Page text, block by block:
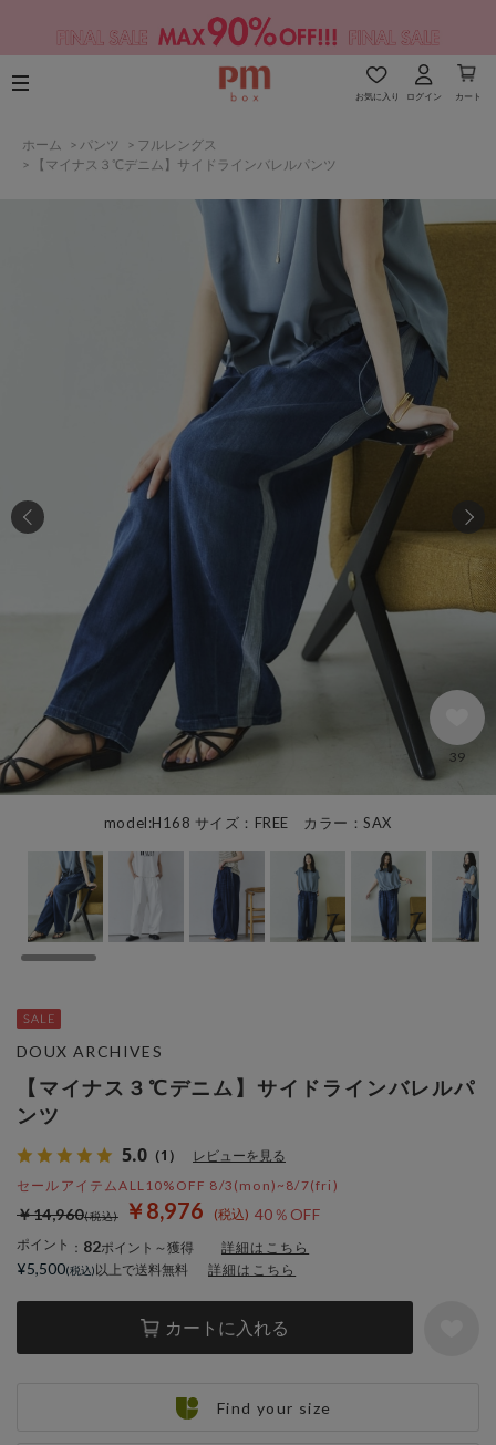
お気に入り ログイン カート
ホーム > パンツ > フルレングス
>
【マイナス３℃デニム】サイドラインバレルパンツ
model:H168 サイズ：FREE カラー：SAX
39
【マイナス３℃デニム】サイドラインバレルパ
ンツ
5.0 （1） レビューを見る
セールアイテムALL10%OFF 8/3(mon)~8/7(fri)
￥8,976 40％OFF
￥14,960
ポイント ： 82ポイント～獲得 詳細はこちら
カートに入れる
DOUX ARCHIVES
¥5,500 以上で送料無料 詳細はこちら
Find your size